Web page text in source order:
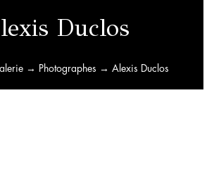
Duclos
→ Photographes → Alexis Duclos